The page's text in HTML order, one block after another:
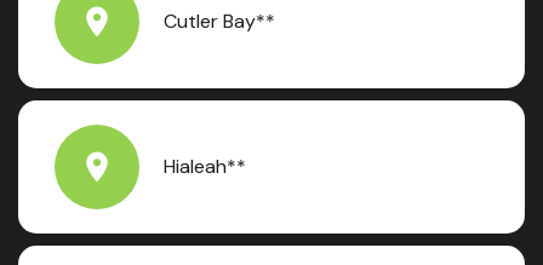
Cutler Bay**
Hialeah**